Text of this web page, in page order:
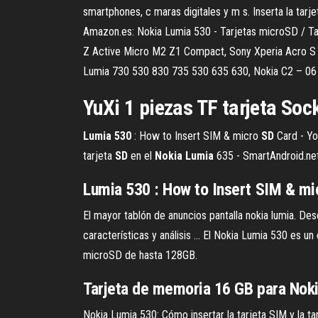
smartphones, c maras digitales y m s. Inserta la
Amazon.es: Nokia Lumia 530 - Tarjetas microSD /
Z Active Micro M2 Z1 Compact, Sony Xperia Acro
Lumia 730 530 830 735 530 635 630, Nokia C2 –
YuXi 1 piezas TF tarjeta
Lumia 530 : How to Insert SIM & micro SD Card -
tarjeta SD en el Nokia Lumia 635 -
Lumia 530 : How to Insert SIM &
El mayor tablón de anuncios pantalla nokia lumia.
características y análisis ... El Nokia Lumia 530 es
microSD de hasta 128GB.
Tarjeta de memoria 16 GB para
Nokia Lumia 530: Cómo insertar la tarjeta SIM y la